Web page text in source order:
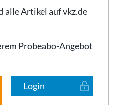
alle Artikel auf vkz.de
Probeabo-Angebot
Login